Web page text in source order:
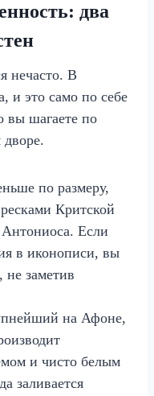
два
нечасто. В
и это само по себе
вы шагаете по
по размеру,
Критской
Если
в иконописи, вы
не заметив
на Афоне,
и чисто белым
заливается